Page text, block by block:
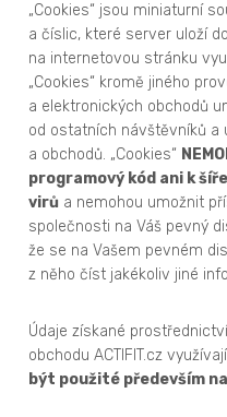
„Cookies“ jsou miniaturní
a číslic, které server uloží
na internetovou stránku
„Cookies“ kromě jiného
a elektronických obchodů
od ostatních návštěvníků
a obchodů. „Cookies“
programový kód ani k
virů a nemohou umožnit
společnosti na Váš pevný
že se na Vašem pevném
z něho číst jakékoliv jiné
Údaje získané
obchodu ACTIFIT.cz
být použité především